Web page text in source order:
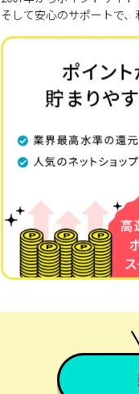
そして安心のサポートで、